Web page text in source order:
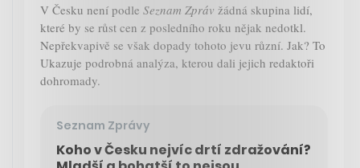
V Česku není podle Seznam Zpráv žádná skupina lidí,
které by se růst cen z posledního roku nějak nedotkl.
Nepřekvapivě se však dopady tohoto jevu různí. Jak? To
Ukazuje podrobná analýza, kterou dali jejich redaktoři
dohromady.
Seznam Zprávy
Koho v Česku nejvíc drtí zdražování?